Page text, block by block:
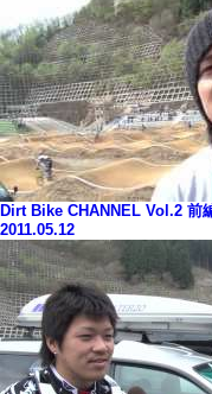
Dirt Bike CHANNEL Vol.2 前
2011.05.12